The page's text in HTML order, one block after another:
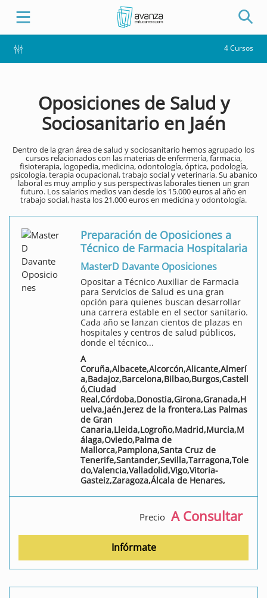
4 Cursos
Oposiciones de Salud y
Sociosanitario en Jaén
Dentro de la gran área de salud y sociosanitario hemos agrupado los
cursos relacionados con las materias de enfermería, farmacia,
fisioterapia, logopedia, medicina, odontología, óptica, podología,
psicología, terapia ocupacional, trabajo social y veterinaria. Su abanico
laboral es muy amplio y sus perspectivas laborales tienen un gran
futuro. Los salarios medios van desde los 15.000 euros al año en
trabajo social, hasta los 21.000 euros en medicina y odontología.
Preparación de Oposiciones a
Técnico de Farmacia Hospitalaria
MasterD Davante Oposiciones
Opositar a Técnico Auxiliar de Farmacia
para Servicios de Salud es una gran
opción para quienes buscan desarrollar
una carrera estable en el sector sanitario.
Cada año se lanzan cientos de plazas en
hospitales y centros de salud públicos,
donde el técnico...
A
Coruña,Albacete,Alcorcón,Alicante,Almerí
a,Badajoz,Barcelona,Bilbao,Burgos,Castell
ó,Ciudad
Real,Córdoba,Donostia,Girona,Granada,H
uelva,Jaén,Jerez de la frontera,Las Palmas
de Gran
Canaria,Lleida,Logroño,Madrid,Murcia,M
álaga,Oviedo,Palma de
Mallorca,Pamplona,Santa Cruz de
Tenerife,Santander,Sevilla,Tarragona,Tole
do,Valencia,Valladolid,Vigo,Vitoria-
Gasteiz,Zaragoza,Álcala de Henares,
Precio A Consultar
Infórmate